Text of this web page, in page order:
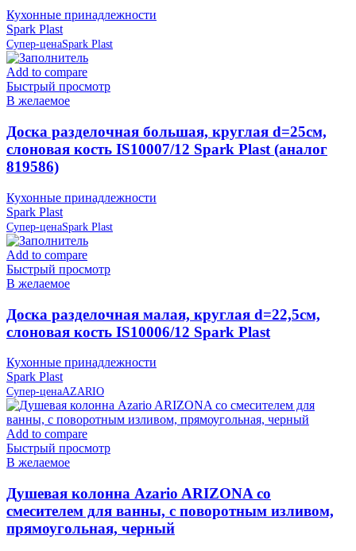
Кухонные принадлежности
Spark Plast
Супер-ценаSpark Plast
Add to compare
Быстрый просмотр
В желаемое
Доска разделочная большая, круглая d=25см,
слоновая кость IS10007/12 Spark Plast (аналог
819586)
Кухонные принадлежности
Spark Plast
Супер-ценаSpark Plast
Add to compare
Быстрый просмотр
В желаемое
Доска разделочная малая, круглая d=22,5см,
слоновая кость IS10006/12 Spark Plast
Кухонные принадлежности
Spark Plast
Супер-ценаAZARIO
Add to compare
Быстрый просмотр
В желаемое
Душевая колонна Azario ARIZONA со
смесителем для ванны, с поворотным изливом,
прямоугольная, черный